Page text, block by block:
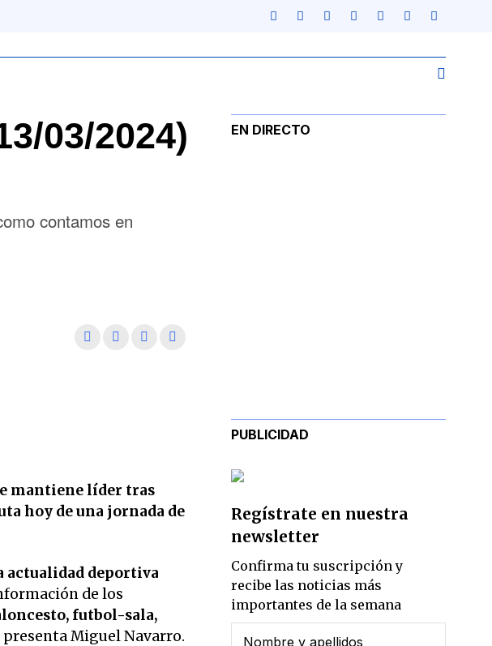
03/2024)
contamos en
mantiene líder tras
hoy de una jornada de
actualidad deportiva
de los
futbol-sala,
Miguel Navarro.
EN DIRECTO
PUBLICIDAD
Regístrate en nuestra
newsletter
Confirma tu suscripción y
recibe las noticias más
importantes de la semana